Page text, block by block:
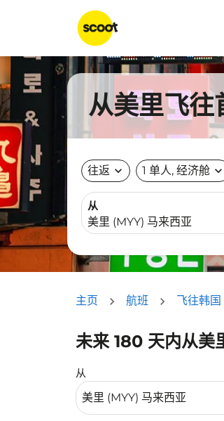
从美里飞
往返 expand_more 1 单人, 经济舱 expand_more
从
主页 航班 飞往韩国
未来 180 天内从美
从
没有符合您的筛选条件的机